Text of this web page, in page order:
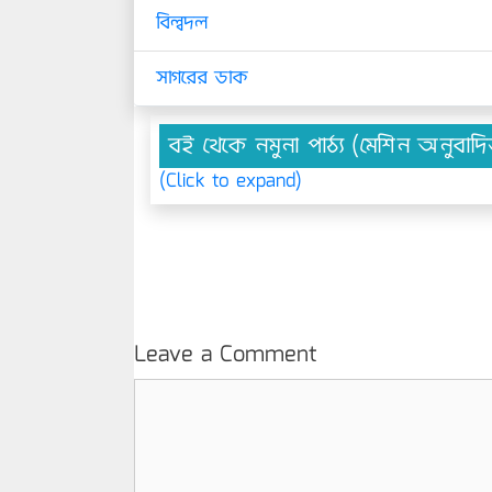
বিল্বদল
সাগরের ডাক
বই থেকে নমুনা পাঠ্য (মেশিন
(Click to expand)
Leave a Comment